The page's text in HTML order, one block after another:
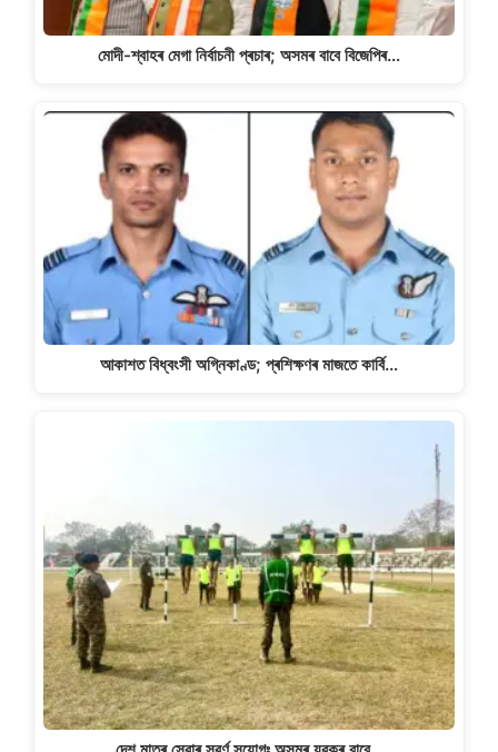
মোদী-শ্বাহৰ মেগা নিৰ্বাচনী প্ৰচাৰ; অসমৰ বাবে বিজেপিৰ…
আকাশত বিধ্বংসী অগ্নিকাণ্ড; প্ৰশিক্ষণৰ মাজতে কাৰ্বি…